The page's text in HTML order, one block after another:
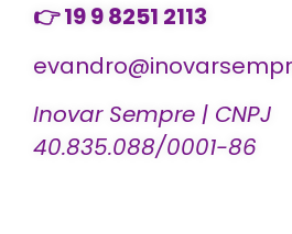
👉 19 9 8251 2113
Inovar Sempre | CNPJ
40.835.088/0001-86